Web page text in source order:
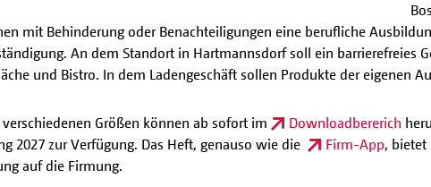
mit Behinderung oder Benachteiligungen eine berufliche
An dem Standort in Hartmannsdorf soll ein barrierefreies
und Bistro. In dem Ladengeschäft sollen Produkte der eigenen
Größen können ab sofort im Downloadbererich
2027 zur Verfügung. Das Heft, genauso wie die
Firm-App, bietet
auf die Firmung.